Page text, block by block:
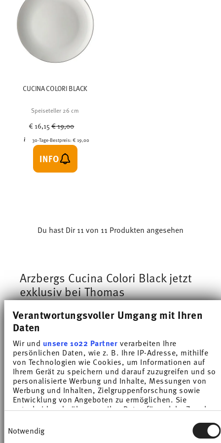
Verantwortungsvoller Umgang mit Ihren
Daten
Wir und unsere 1022 Partnerverarbeiten Ihre
persönlichen Daten, wie z. B. Ihre IP-Adresse, mithilfe
von Technologien wie Cookies, um Informationen auf
Ihrem Gerät zu speichern und darauf zuzugreifen und so
personalisierte Werbung und Inhalte, Messungen von
Werbung und Inhalten, Zielgruppenforschung sowie
Entwicklung von Angeboten zu ermöglichen. Sie
entscheiden darüber, wer Ihre Daten für welche Zwecke
Cookie-Erklärung oder durch Klicken auf das Privacy
Trigger Symbol ändern oder widerrufen
Notwendig
CUCINA COLORI BLACK
Speiseteller 26 cm
€ 16,15Price reduced from
€ 19,00
30-Tage-Bestpreis: € 19,00
INFO
Du hast Dir 11 von 11 Produkten angesehen
Arzbergs Cucina Colori Black jetzt
exklusiv bei Thomas
Cucina Colori Black
exklusiv im
Thomas Online-Shop!Das praktische Arzberg
schwarzen Umrandunggehört ab sofort zur
Thomas-Familie. Genauso wie sein weißer
GegenpartCucina Bianca, ist das Service der
perfekte,verlässliche Begleiter für deinen
Alltag.
Geschirr